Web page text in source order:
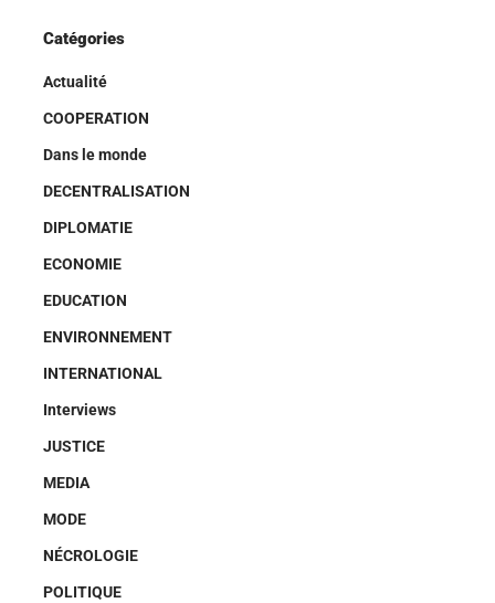
Catégories
Actualité
COOPERATION
Dans le monde
DECENTRALISATION
DIPLOMATIE
ECONOMIE
EDUCATION
ENVIRONNEMENT
INTERNATIONAL
Interviews
JUSTICE
MEDIA
MODE
NÉCROLOGIE
POLITIQUE